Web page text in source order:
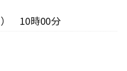
） 10時00分